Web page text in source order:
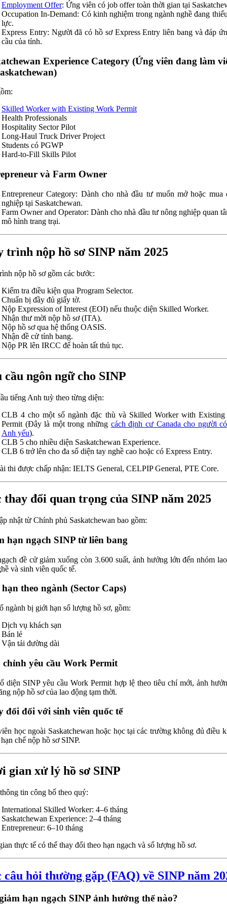
Employment Offer: Ứng viên có job offer toàn thời gian tại
Occupation In-Demand: Có kinh nghiệm trong ngành nghề đang
lực.
Express Entry: Người đã có hồ sơ Express Entry liên bang và đáp
cầu của tỉnh.
Experience Category (Ứng viên đang làm
Skilled Worker with Existing Work Permit
Health Professionals
Hospitality Sector Pilot
Long-Haul Truck Driver Project
Students có PGWP
Hard-to-Fill Skills Pilot
và Farm Owner
Entrepreneur Category: Dành cho nhà đầu tư muốn mở hoặc mua
nghiệp tại Saskatchewan.
Farm Owner and Operator: Dành cho nhà đầu tư nông nghiệp quan
mô hình trang trại.
trình nộp hồ sơ SINP năm 2025
nộp hồ sơ gồm các bước:
Kiểm tra điều kiện qua Program Selector.
Chuẩn bị đầy đủ giấy tờ.
Nộp Expression of Interest (EOI) nếu thuộc diện Skilled Worker.
Nhận thư mời nộp hồ sơ (ITA).
Nộp hồ sơ qua hệ thống OASIS.
Nhận đề cử tỉnh bang.
Nộp PR lên IRCC để hoàn tất thủ tục.
cầu ngôn ngữ cho SINP
tiếng Anh tuỳ theo từng diện:
CLB 4 cho một số ngành đặc thù và Skilled Worker with Existing
Permit (Đây là một trong những cách định cư Canada cho người
Anh yếu).
CLB 5 cho nhiều diện Saskatchewan Experience.
CLB 6 trở lên cho đa số diện tay nghề cao hoặc có Express Entry.
thi được chấp nhận: IELTS General, CELPIP General, PTE Core.
thay đổi quan trọng của SINP năm 2025
nhật từ Chính phủ Saskatchewan bao gồm:
hạn ngạch SINP từ liên bang
đề cử giảm xuống còn 3.600 suất, ảnh hưởng lớn đến nhóm
và sinh viên quốc tế.
theo ngành (Sector Caps)
ngành bị giới hạn số lượng hồ sơ, gồm:
Dịch vụ khách sạn
Bán lẻ
Vận tải đường dài
chỉnh yêu cầu Work Permit
diện SINP yêu cầu Work Permit hợp lệ theo tiêu chí mới, ảnh
nộp hồ sơ của lao động tạm thời.
đổi đối với sinh viên quốc tế
học ngoài Saskatchewan hoặc học tại các trường không đủ điều
chế nộp hồ sơ SINP.
gian xử lý hồ sơ SINP
tin công bố theo quý:
International Skilled Worker: 4–6 tháng
Saskatchewan Experience: 2–4 tháng
Entrepreneur: 6–10 tháng
thực tế có thể thay đổi theo hạn ngạch và số lượng hồ sơ.
câu hỏi thường gặp (FAQ) về SINP năm
hạn ngạch SINP ảnh hưởng thế nào?